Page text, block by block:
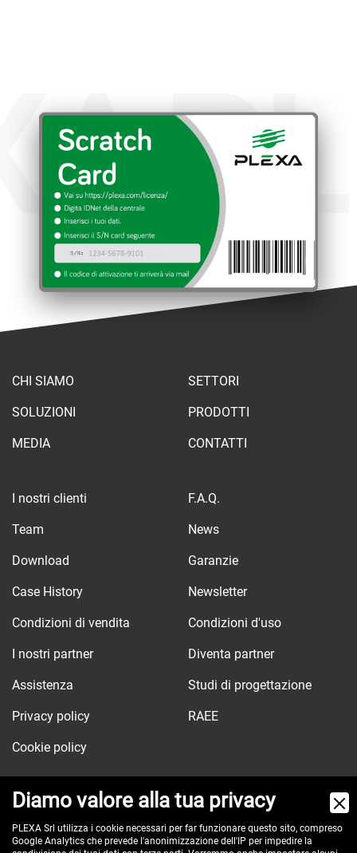
Via dell'Orologio, 103
40037 Sasso Marconi (BO) - ITALY
CHI SIAMO SETTORI
SOLUZIONI PRODOTTI
MEDIA CONTATTI
I nostri clienti F.A.Q.
Team News
Download Garanzie
Case History Newsletter
Condizioni di vendita Condizioni d'uso
I nostri partner Diventa partner
Assistenza Studi di progettazione
Privacy policy RAEE
Cookie policy
Diamo valore alla tua privacy
PLEXA Srl utilizza i cookie necessari per far funzionare questo sito, compreso
Google Analytics che prevede l'anonimizzazione dell'IP per impedire la